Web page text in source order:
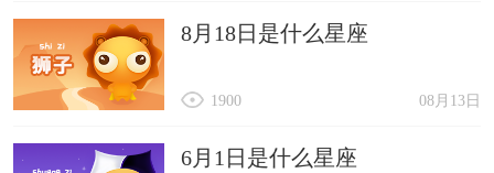
8月18日是什么星座
08月13日
1900
6月1日是什么星座